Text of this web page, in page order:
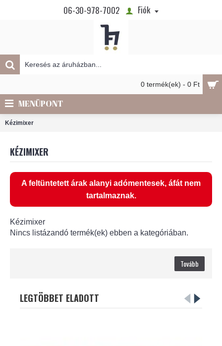
06-30-978-7002 Fiók
0 termék(ek) - 0 Ft
MENÜPONT
Kézimixer
KÉZIMIXER
A feltüntetett árak alanyi adómentesek, áfát nem
tartalmaznak.
Kézimixer
Nincs listázandó termék(ek) ebben a kategóriában.
Tovább
LEGTÖBBET ELADOTT